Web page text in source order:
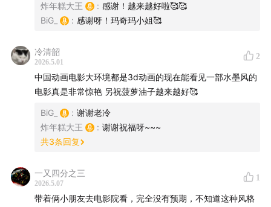
更奇妙的是，在菠萝油子的全新播客工作室，我们与上美
影《燃比娃》的导演李文愉、制片王安忆，一起坐下来聊
了聊天。是的，菠萝油子从此之后，有了物理意义上的
“家”！
【时间轴】
的差别
美影厂的创新之路，羌族神话与动画艺术的完美结
炸年糕大王 : 感谢！越来越好啦🥰🥰
BiG_
: 感谢呀！玛奇玛小姐🥰
冷清韶
2026.5.01
2
中国动画电影大环境都是3d动画的现在能看见一部水墨风的
电影真是非常惊艳 另祝菠萝油子越来越好🥰
BiG_ : 谢谢老冷
炸年糕大王
: 谢谢祝福呀~~~
共3条回复
一又四分之三
2026.5.07
1
带着俩小朋友去电影院看，完全没有预期，不知道这种风格